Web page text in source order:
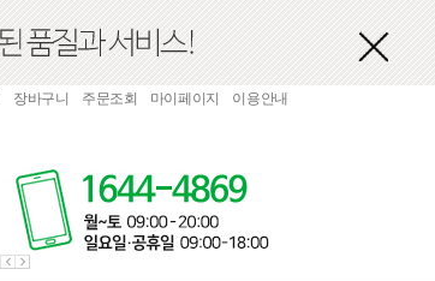
장바구니 주문조회 마이페이지 이용안내